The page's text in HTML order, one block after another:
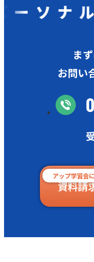
ル学習
ま
お問い
アップ学習会
資料請